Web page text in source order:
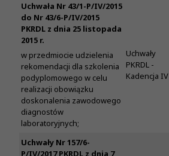
Uchwała Nr 43/1-P/IV/2015
do Nr 43/6-P/IV/2015
PKRDL z dnia 25 listopada
2015 r.
w przedmiocie udzielenia
rekomendacji dla szkolenia
podyplomowego w celu
realizacji obowiązku
doskonalenia zawodowego
diagnostów
laboratoryjnych;
Uchwały
PKRDL -
Kadencja IV
Uchwały Nr 157/6-
P/IV/2017 PKRDL z dnia 7